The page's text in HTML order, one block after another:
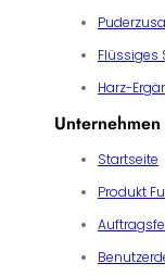
Harz-
Unternehmen
Startseite
Produkt